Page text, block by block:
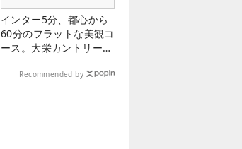
インター5分、都心から
60分のフラットな美観コ
ース。大栄カントリー俱
Recommended by